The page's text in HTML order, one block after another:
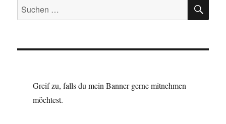
Suchen
nach:
Greif zu, falls du mein Banner gerne mitnehmen
möchtest.